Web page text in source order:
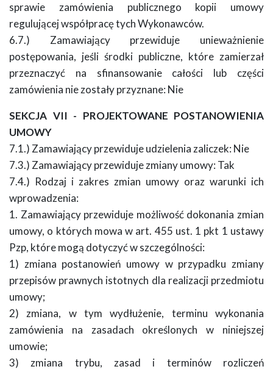
sprawie zamówienia publicznego kopii umowy
regulującej współpracę tych Wykonawców.
6.7.) Zamawiający przewiduje unieważnienie
postępowania, jeśli środki publiczne, które zamierzał
przeznaczyć na sfinansowanie całości lub części
zamówienia nie zostały przyznane: Nie
SEKCJA VII - PROJEKTOWANE POSTANOWIENIA
UMOWY
7.1.) Zamawiający przewiduje udzielenia zaliczek: Nie
7.3.) Zamawiający przewiduje zmiany umowy: Tak
7.4.) Rodzaj i zakres zmian umowy oraz warunki ich
wprowadzenia:
1. Zamawiający przewiduje możliwość dokonania zmian
umowy, o których mowa w art. 455 ust. 1 pkt 1 ustawy
Pzp, które mogą dotyczyć w szczególności:
1) zmiana postanowień umowy w przypadku zmiany
przepisów prawnych istotnych dla realizacji przedmiotu
umowy;
2) zmiana, w tym wydłużenie, terminu wykonania
zamówienia na zasadach określonych w niniejszej
umowie;
3) zmiana trybu, zasad i terminów rozliczeń